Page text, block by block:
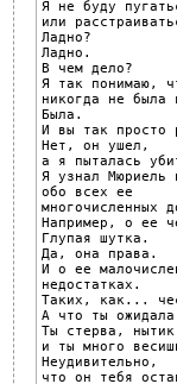
Я не буду
или
Ладно?
Ладно.
В чем дело?
Я так понимаю,
никогда не была
Была.
И вы так просто
Нет, он ушел,
а я пыталась
Я узнал Мюриель
обо всех ее
многочисленных
Например, о ее
Глупая шутка.
Да, она права.
И о ее
недостатках.
Таких, как...
А что ты
Ты стерва,
и ты много
Неудивительно,
что он тебя